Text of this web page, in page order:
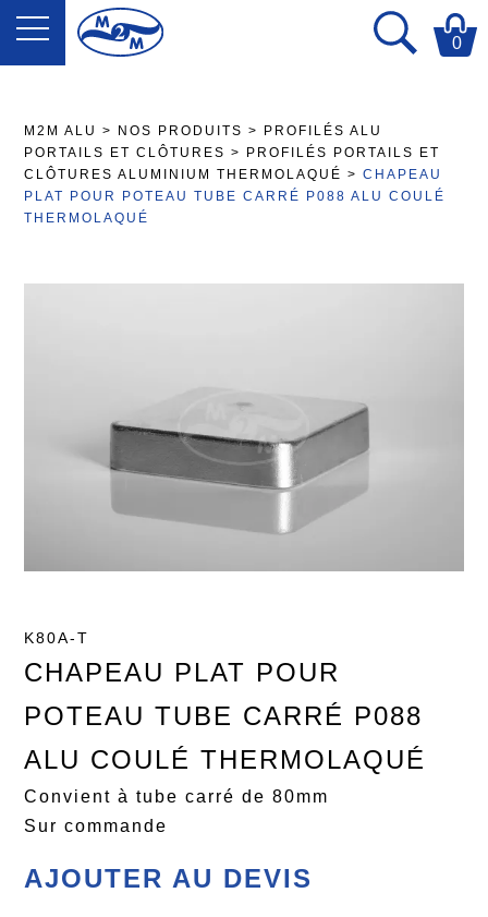
0
M2M ALU > NOS PRODUITS >
PROFILÉS ALU
PORTAILS ET CLÔTURES>
PROFILÉS PORTAILS ET
CLÔTURES ALUMINIUM THERMOLAQUÉ >CHAPEAU
PLAT POUR POTEAU TUBE CARRÉ P088 ALU COULÉ
THERMOLAQUÉ
K80A-T
CHAPEAU PLAT POUR
POTEAU TUBE CARRÉ P088
ALU COULÉ THERMOLAQUÉ
Convient à tube carré de 80mm
Sur commande
AJOUTER AU DEVIS